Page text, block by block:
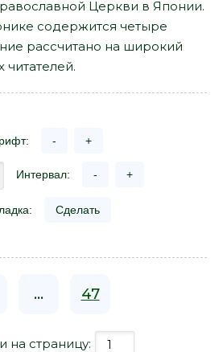
Церкви в Японии.
содержится четыре
рассчитано на широкий
читателей.
- +
Интервал: - +
Сделать
... 47
на страницу: